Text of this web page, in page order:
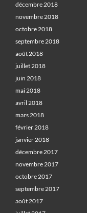
décembre 2018
novembre 2018
octobre 2018
septembre 2018
août 2018
juillet 2018
juin 2018
mai 2018
avril 2018
mars 2018
février 2018
janvier 2018
décembre 2017
novembre 2017
octobre 2017
septembre 2017
août 2017